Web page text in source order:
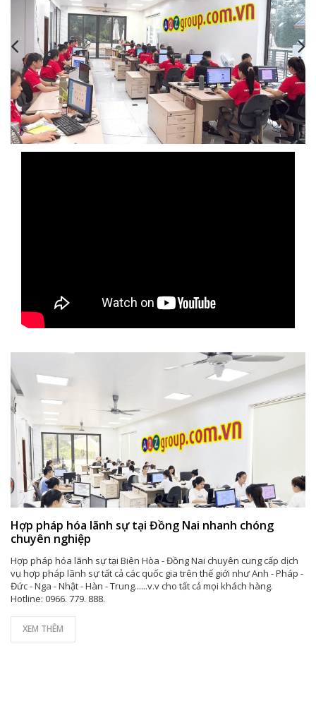
Hợp pháp hóa lãnh sự tại Đồng Nai nhanh chóng
chuyên nghiệp
Hợp pháp hóa lãnh sự tại Biên Hòa - Đồng Nai chuyên cung cấp dịch
vụ hợp pháp lãnh sự tất cả các quốc gia trên thế giới như Anh - Pháp -
Đức - Nga - Nhật - Hàn - Trung......v.v cho tất cả mọi khách hàng.
Hotline: 0966. 779. 888.
XEM THÊM